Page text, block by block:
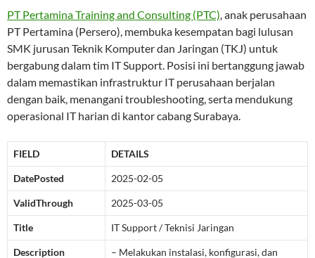
PT Pertamina Training and Consulting (PTC), anak perusahaan
PT Pertamina (Persero), membuka kesempatan bagi lulusan
SMK jurusan Teknik Komputer dan Jaringan (TKJ) untuk
bergabung dalam tim IT Support. Posisi ini bertanggung jawab
dalam memastikan infrastruktur IT perusahaan berjalan
dengan baik, menangani troubleshooting, serta mendukung
operasional IT harian di kantor cabang Surabaya.
FIELD DETAILS
DatePosted 2025-02-05
ValidThrough 2025-03-05
Title IT Support / Teknisi Jaringan
Description
– Melakukan instalasi, konfigurasi, dan